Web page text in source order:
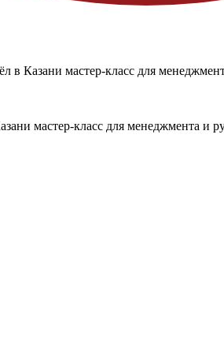
в Казани мастер-класс для
мастер-класс для менеджмента и